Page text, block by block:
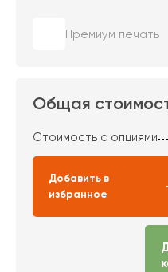
Премиум печать
Общая
Стоимость с опциями
Добавить в
избранное